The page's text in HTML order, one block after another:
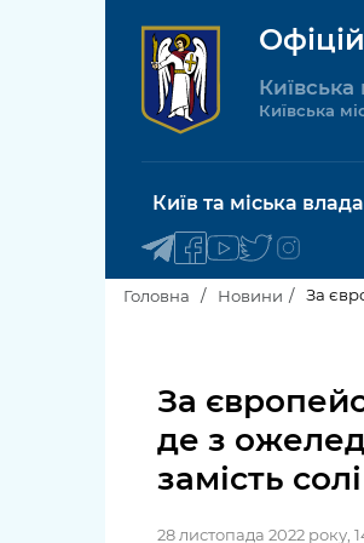
Київська
Київська
Київ та міська влада
Київська
Про Київ
Головна Новини За
За
де з
замість солі
28 листопада 2022 року,